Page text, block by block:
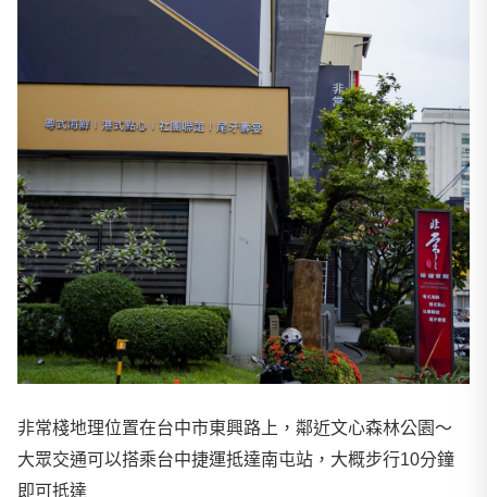
非常棧地理位置在台中市東興路上，鄰近文心森林公園～
大眾交通可以搭乘台中捷運抵達南屯站，大概步行10分鐘
即可抵達